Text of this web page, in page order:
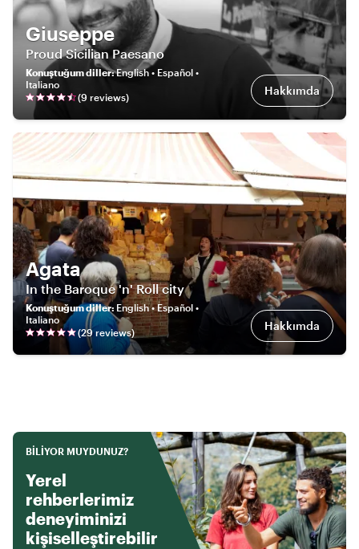
Giuseppe
Proud Sicilian Paesano
Konuştuğum diller:English • Español •
Italiano
(9 reviews) Hakkımda
Agata
In the Baroque 'n' Roll city
Konuştuğum diller: English • Español •
Italiano
(29reviews) Hakkımda
BILIYOR MUYDUNUZ?
Yerel
rehberlerimiz
deneyiminizi
kişiselleştirebilir